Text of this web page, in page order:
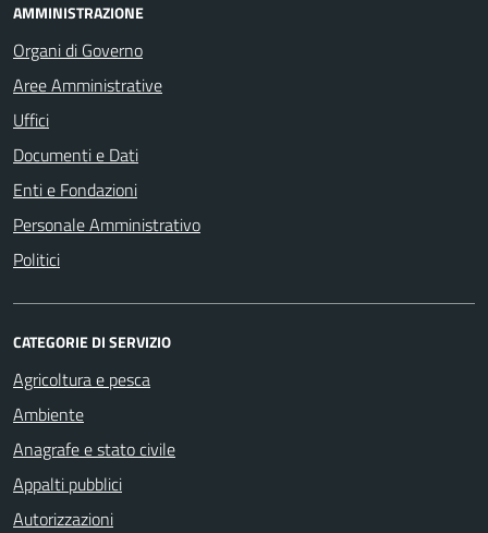
AMMINISTRAZIONE
Organi di Governo
Aree Amministrative
Uffici
Documenti e Dati
Enti e Fondazioni
Personale Amministrativo
Politici
CATEGORIE DI SERVIZIO
Agricoltura e pesca
Ambiente
Anagrafe e stato civile
Appalti pubblici
Autorizzazioni